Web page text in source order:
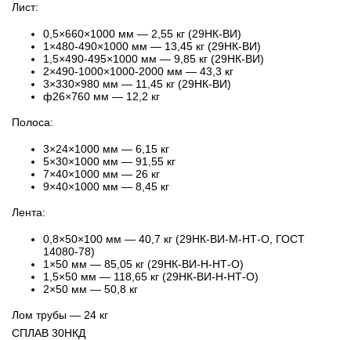
Лист:
0,5×660×1000 мм — 2,55 кг (29НК-ВИ)
1×480-490×1000 мм — 13,45 кг (29НК-ВИ)
1,5×490-495×1000 мм — 9,85 кг (29НК-ВИ)
2×490-1000×1000-2000 мм — 43,3 кг
3×330×980 мм — 11,45 кг (29НК-ВИ)
ф26×760 мм — 12,2 кг
Полоса:
3×24×1000 мм — 6,15 кг
5×30×1000 мм — 91,55 кг
7×40×1000 мм — 26 кг
9×40×1000 мм — 8,45 кг
Лента:
0,8×50×100 мм — 40,7 кг (29НК-ВИ-М-НТ-О, ГОСТ
14080-78)
1×50 мм — 85,05 кг (29НК-ВИ-Н-НТ-О)
1,5×50 мм — 118,65 кг (29НК-ВИ-Н-НТ-О)
2×50 мм — 50,8 кг
Лом трубы — 24 кг
СПЛАВ 30НКД